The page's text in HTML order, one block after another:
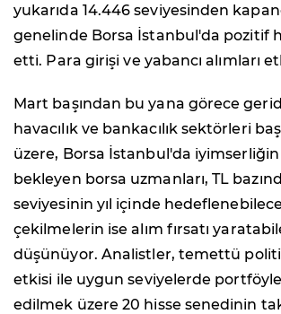
yukarıda 14.446 seviyesinden
genelinde Borsa İstanbul'da pozitif
etti. Para girişi ve yabancı alımları
Mart başından bu yana görece
havacılık ve bankacılık sektörleri
üzere, Borsa İstanbul'da iyimserliğin
bekleyen borsa uzmanları, TL
seviyesinin yıl içinde
çekilmelerin ise alım fırsatı
düşünüyor. Analistler, temettü
etkisi ile uygun seviyelerde
edilmek üzere 20 hisse senedinin